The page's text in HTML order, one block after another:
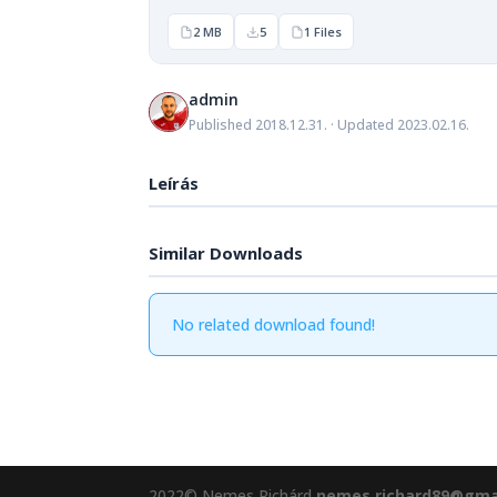
2 MB 5 1 Files
admin
Published 2018.12.31. · Updated 2023.02.16.
Leírás
Similar Downloads
No related download found!